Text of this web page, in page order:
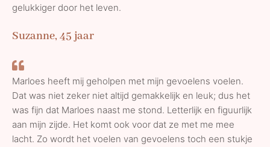
gelukkiger door het leven.
Suzanne, 45 jaar
Marloes heeft mij geholpen met mijn gevoelens voelen.
Dat was niet zeker niet altijd gemakkelijk en leuk; dus het
was fijn dat Marloes naast me stond. Letterlijk en figuurlijk
aan mijn zijde. Het komt ook voor dat ze met me mee
lacht. Zo wordt het voelen van gevoelens toch een stukje